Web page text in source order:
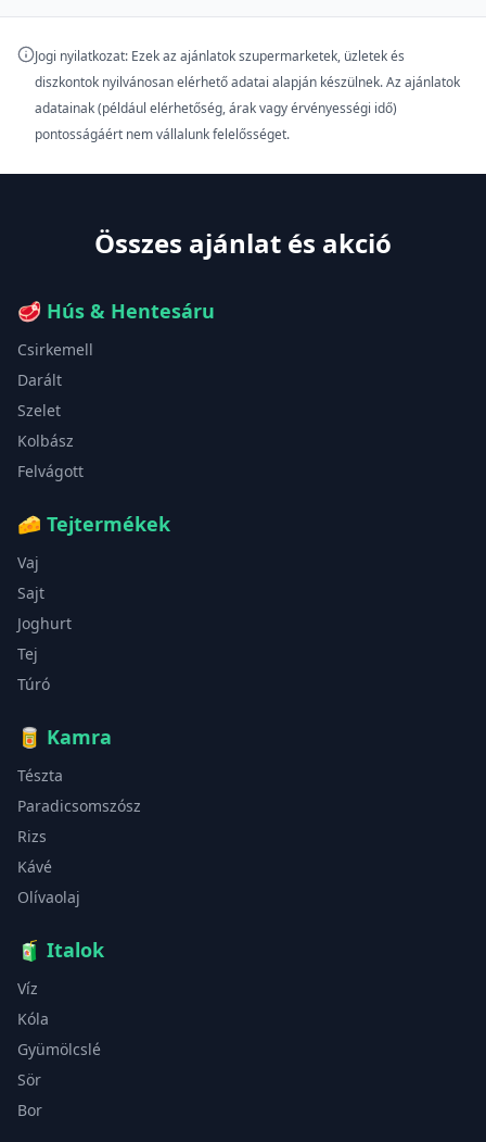
Jogi nyilatkozat: Ezek az ajánlatok szupermarketek, üzletek és
diszkontok nyilvánosan elérhető adatai alapján készülnek. Az ajánlatok
adatainak (például elérhetőség, árak vagy érvényességi idő)
pontosságáért nem vállalunk felelősséget.
Összes ajánlat és akció
🥩 Hús & Hentesáru
Csirkemell
Darált
Szelet
Kolbász
Felvágott
🧀 Tejtermékek
Vaj
Sajt
Joghurt
Tej
Túró
🥫 Kamra
Tészta
Paradicsomszósz
Rizs
Kávé
Olívaolaj
🧃 Italok
Víz
Kóla
Gyümölcslé
Sör
Bor